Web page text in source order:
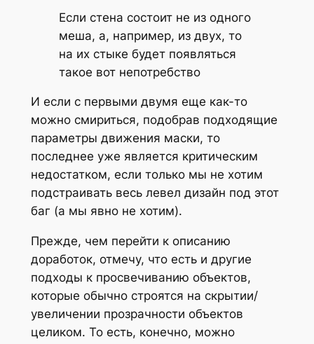
Если стена состоит не из одного
меша, а, например, из двух, то
на их стыке будет появляться
такое вот непотребство
И если с первыми двумя еще как-то
можно смириться, подобрав подходящие
параметры движения маски, то
последнее уже является критическим
недостатком, если только мы не хотим
подстраивать весь левел дизайн под этот
баг (а мы явно не хотим).
Прежде, чем перейти к описанию
доработок, отмечу, что есть и другие
подходы к просвечиванию объектов,
которые обычно строятся на скрытии/
увеличении прозрачности объектов
целиком. То есть, конечно, можно